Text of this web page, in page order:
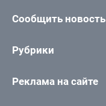
Сообщить новость
Рубрики
Реклама на сайте